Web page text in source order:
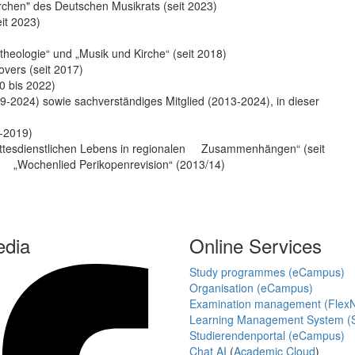
des Deutschen Musikrats (seit 2023)
2023)
und „Musik und Kirche“ (seit 2018)
(seit 2017)
bis 2022)
2024) sowie sachverständiges Mitglied (2013-2024), in dieser
2019)
Lebens in regionalen Zusammenhängen“ (seit
Perikopenrevision“ (2013/14)
Online Services
Study programmes (eCampus)
Organisation (eCampus)
Examination management
Learning Management System
Studierendenportal (eCampus)
Chat AI (Academic Cloud)